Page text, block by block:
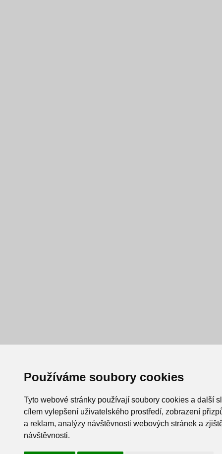
Používáme soubory cookies
Tyto webové stránky používají soubory cookies a další
cílem vylepšení uživatelského prostředí, zobrazení
a reklam, analýzy návštěvnosti webových stránek a
návštěvnosti.